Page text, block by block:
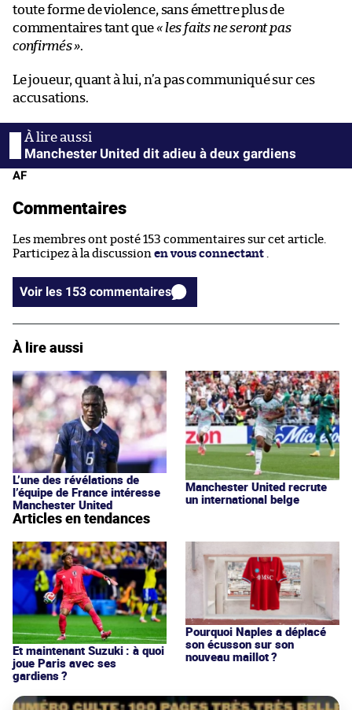
toute forme de violence, sans émettre plus de
commentaires tant que« les faits ne seront pas
confirmés ».
Le joueur, quant à lui, n’a pas communiqué sur ces
accusations.
Manchester United dit adieu à deux gardiens
AF
Commentaires
Les membres ont posté 153 commentaires sur cet article.
Participez à la discussion en vous connectant .
Voir les 153 commentaires
À lire aussi
L’une des révélations de
l’équipe de France intéresse
Manchester United
Manchester United recrute
un international belge
Articles en tendances
Et maintenant Suzuki : à quoi
joue Paris avec ses
gardiens ?
Pourquoi Naples a déplacé
son écusson sur son
nouveau maillot ?